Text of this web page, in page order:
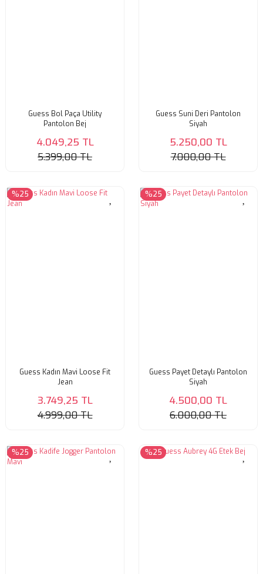
Guess Bol Paça Utility
Pantolon Bej
4.049,25 TL
5.399,00 TL
Guess Suni Deri Pantolon
Siyah
5.250,00 TL
7.000,00 TL
%25
Guess Kadın Mavi Loose Fit
Jean
3.749,25 TL
4.999,00 TL
%25
Guess Payet Detaylı Pantolon
Siyah
4.500,00 TL
6.000,00 TL
%25 %25